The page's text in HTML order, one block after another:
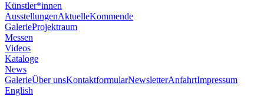
Künstler*innen
AusstellungenAktuelleKommende
GalerieProjektraum
Messen
Videos
Kataloge
News
GalerieÜber unsKontaktformularNewsletterAnfahrtImpressum
English